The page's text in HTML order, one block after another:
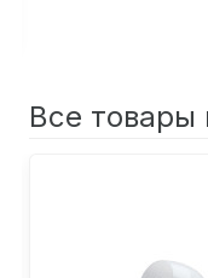
Все товары